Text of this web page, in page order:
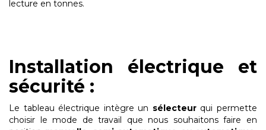
lecture en tonnes.
Installation électrique et
sécurité :
Le tableau électrique intègre un sélecteurqui permette
choisir le mode de travail que nous souhaitons faire en